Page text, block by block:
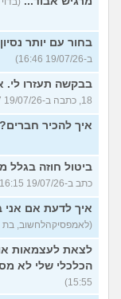
בחור עם יותר
ב-19/07/26 16:46)
בבקשה תעזרו לי.
18, כתבה ב-19/07/26 16:37)
איך להכיר חברים?
ביטול חוזה בגלל
כתב ב-19/07/26 16:15)
איך לדעת אם אני
(לאמפסיקהלחשוב, בת 21, כתבה ב-19/07/26 16:04)
לצאת לעצמאות
הכלכלי שלי לא
15:55)